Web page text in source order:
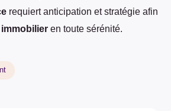
requiert anticipation et stratégie afin
en toute sérénité.